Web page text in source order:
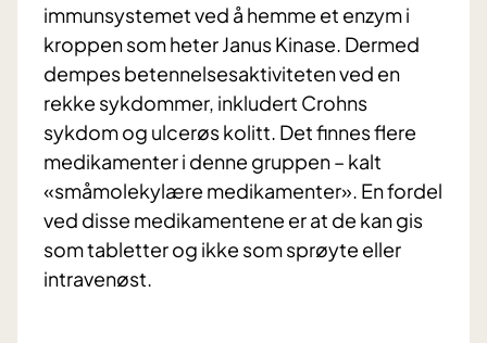
immunsystemet ved å hemme et enzym i
kroppen som heter Janus Kinase. Dermed
dempes betennelsesaktiviteten ved en
rekke sykdommer, inkludert Crohns
sykdom og ulcerøs kolitt. Det finnes flere
medikamenter i denne gruppen – kalt
«småmolekylære medikamenter». En fordel
ved disse medikamentene er at de kan gis
som tabletter og ikke som sprøyte eller
intravenøst.